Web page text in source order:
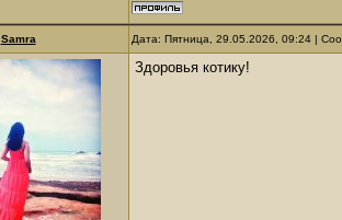
Samra Дата: Пятница, 29.05.2026, 09:24 |
Здоровья котику!